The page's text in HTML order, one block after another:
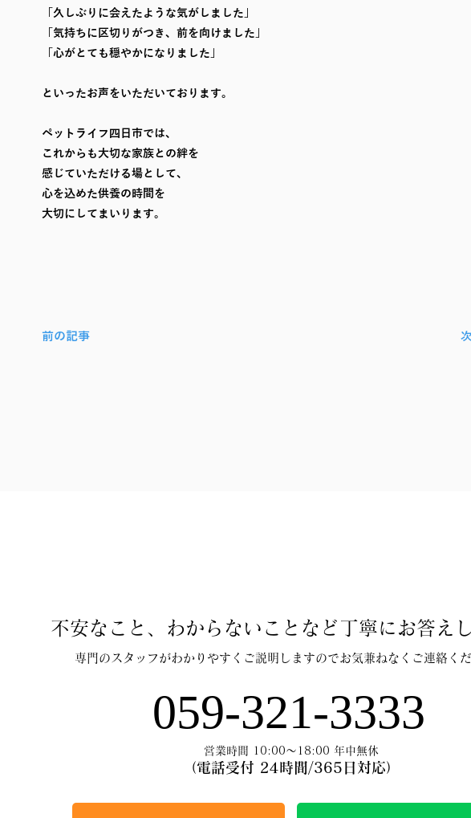
「久しぶりに会えたような気がしました」
「気持ちに区切りがつき、前を向けました」
「心がとても穏やかになりました」
といったお声をいただいております。
ペットライフ四日市では、
これからも大切な家族との絆を
感じていただける場として、
心を込めた供養の時間を
大切にしてまいります。
前の記事
不安なこと、わからないことなど丁寧にお答え
専門のスタッフがわかりやすくご説明しますのでお気兼ねなくご連絡く
059-321-3333
営業時間 10:00～18:00 年中無休
（電話受付 24時間/365日対応）